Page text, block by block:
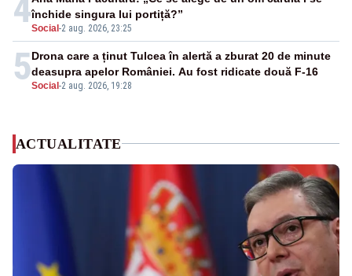
Social-2 aug. 2026, 23:25
închide singura lui portiță?”
5Social-2 aug. 2026, 19:28
Drona care a ținut Tulcea în alertă a zburat 20 de minute
deasupra apelor României. Au fost ridicate două F-16
ACTUALITATE